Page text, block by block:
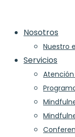
content
Nosotros
Nuestro
Servicios